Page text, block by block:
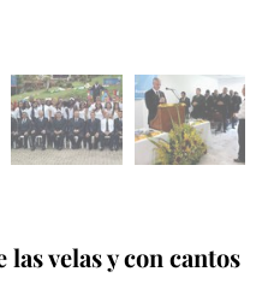
velas y con cantos